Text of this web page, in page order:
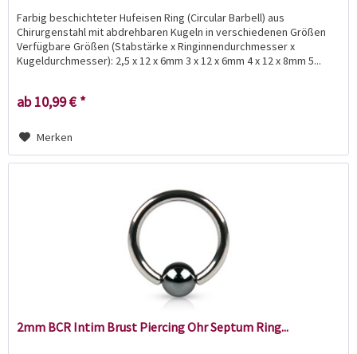
Farbig beschichteter Hufeisen Ring (Circular Barbell) aus
Chirurgenstahl mit abdrehbaren Kugeln in verschiedenen Größen
Verfügbare Größen (Stabstärke x Ringinnendurchmesser x
Kugeldurchmesser): 2,5 x 12 x 6mm 3 x 12 x 6mm 4 x 12 x 8mm 5...
ab 10,99 € *
Merken
2mm BCR Intim Brust Piercing Ohr Septum Ring...